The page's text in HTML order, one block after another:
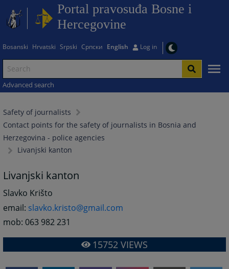
Portal pravosuđa Bosne i
Hercegovine
Bosanski Hrvatski Srpski Српски English Log in
Advanced search
Safety of journalists
Contact points for the safety of journalists in Bosnia and
Herzegovina - police agencies
Livanjski kanton
Livanjski kanton
Slavko Krišto
email: slavko.kristo@gmail.com
mob: 063 982 231
15752 VIEWS